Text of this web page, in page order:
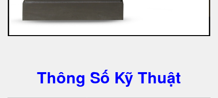
Thông Số Kỹ Thuật